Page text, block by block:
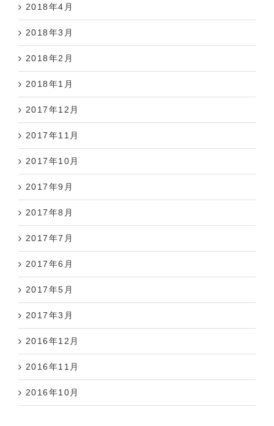
2018年4月
2018年3月
2018年2月
2018年1月
2017年12月
2017年11月
2017年10月
2017年9月
2017年8月
2017年7月
2017年6月
2017年5月
2017年3月
2016年12月
2016年11月
2016年10月